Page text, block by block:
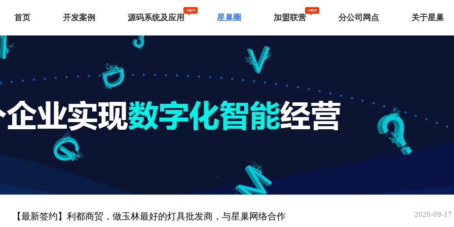
首页 开发案例 源码系统及应用 星巢圈 加盟联营 分公司网点 关于星巢
【最新签约】利都商贸，做玉林最好的灯具批发商，与星巢网络合作 2020-09-17